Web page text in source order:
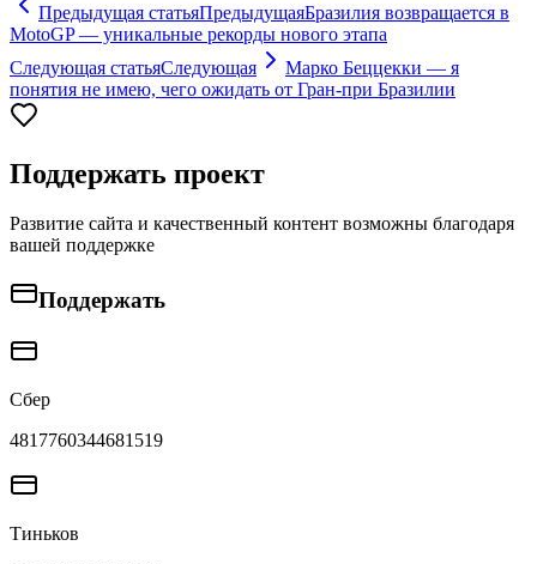
Предыдущая статьяПредыдущаяБразилия возвращается в
MotoGP — уникальные рекорды нового этапа
Следующая статьяСледующая
Марко Беццекки — я
понятия не имею, чего ожидать от Гран-при Бразилии
Поддержать проект
Развитие сайта и качественный контент возможны благодаря
вашей поддержке
Поддержать
Сбер
4817760344681519
Тиньков